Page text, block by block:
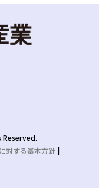
Reserved.
対する基本方針 |